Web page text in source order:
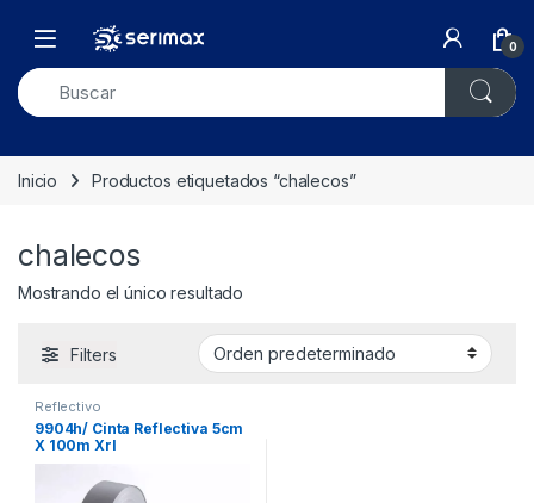
Open 0
Inicio Productos etiquetados “chalecos”
chalecos
Mostrando el único resultado
Filters
Reflectivo
9904h/ Cinta Reflectiva 5cm
X 100m Xrl